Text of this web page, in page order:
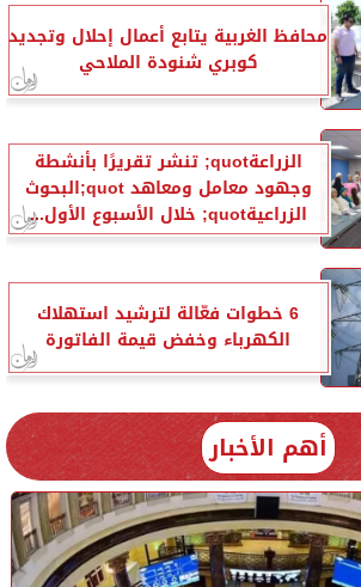
محافظ الغربية يتابع أعمال إحلال وتجديد
كوبري شنودة الملاحي
الزراعةquot; تنشر تقريرًا بأنشطة
وجهود معامل ومعاهد quot;البحوث
الزراعيةquot; خلال الأسبوع الأول...
6 خطوات فعّالة لترشيد استهلاك
الكهرباء وخفض قيمة الفاتورة
أهم الأخبار